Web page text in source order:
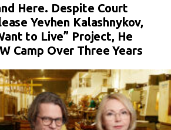
Here. Despite Court
Yevhen Kalashnykov,
to Live” Project, He
Camp Over Three Years